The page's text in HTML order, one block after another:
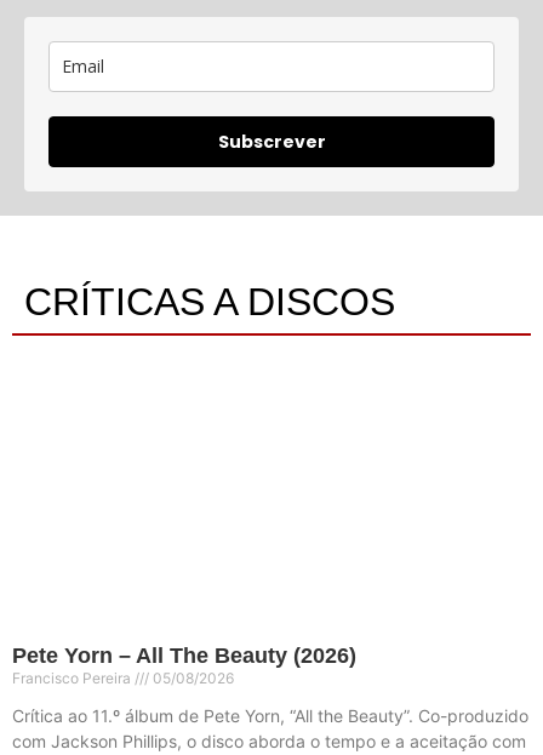
Subscrever
CRÍTICAS A DISCOS
Pete Yorn – All The Beauty (2026)
Francisco Pereira 05/08/2026
Crítica ao 11.º álbum de Pete Yorn, “All the Beauty”. Co-produzido
com Jackson Phillips, o disco aborda o tempo e a aceitação com